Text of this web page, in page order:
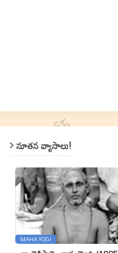
నూతన వ్యాసాలు!
MAHA YOGI